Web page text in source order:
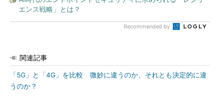
エンス戦略」とは？
Recommended by
関連記事
「5G」と「4G」を比較 微妙に違うのか、それとも決定的に違
うのか？